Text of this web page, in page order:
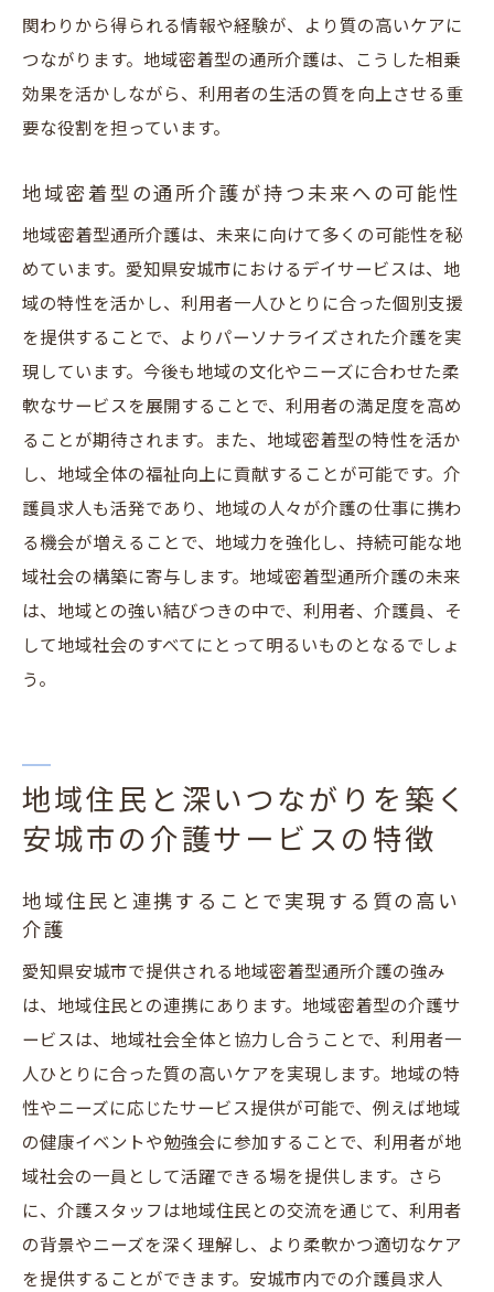
福祉向上を意識した地域密着型の取り組み
住み慣れた地域での安心できる暮らしを支
地域福祉を担う人材育成の重要性
地域と共に成長する介護サービスの未来
関わりから得られる情報や経験が、より質の高いケアに
つながります。地域密着型の通所介護は、こうした相乗
効果を活かしながら、利用者の生活の質を向上させる重
要な役割を担っています。
地域密着型の通所介護が持つ未来への可能性
地域密着型通所介護は、未来に向けて多くの可能性を秘
めています。愛知県安城市におけるデイサービスは、地
域の特性を活かし、利用者一人ひとりに合った個別支援
を提供することで、よりパーソナライズされた介護を実
現しています。今後も地域の文化やニーズに合わせた柔
軟なサービスを展開することで、利用者の満足度を高め
ることが期待されます。また、地域密着型の特性を活か
し、地域全体の福祉向上に貢献することが可能です。介
護員求人も活発であり、地域の人々が介護の仕事に携わ
る機会が増えることで、地域力を強化し、持続可能な地
域社会の構築に寄与します。地域密着型通所介護の未来
は、地域との強い結びつきの中で、利用者、介護員、そ
して地域社会のすべてにとって明るいものとなるでしょ
う。
地域住民と深いつながりを築く
安城市の介護サービスの特徴
地域住民と連携することで実現する質の高い
介護
愛知県安城市で提供される地域密着型通所介護の強み
は、地域住民との連携にあります。地域密着型の介護サ
ービスは、地域社会全体と協力し合うことで、利用者一
人ひとりに合った質の高いケアを実現します。地域の特
性やニーズに応じたサービス提供が可能で、例えば地域
の健康イベントや勉強会に参加することで、利用者が地
域社会の一員として活躍できる場を提供します。さら
に、介護スタッフは地域住民との交流を通じて、利用者
の背景やニーズを深く理解し、より柔軟かつ適切なケア
を提供することができます。安城市内での介護員求人